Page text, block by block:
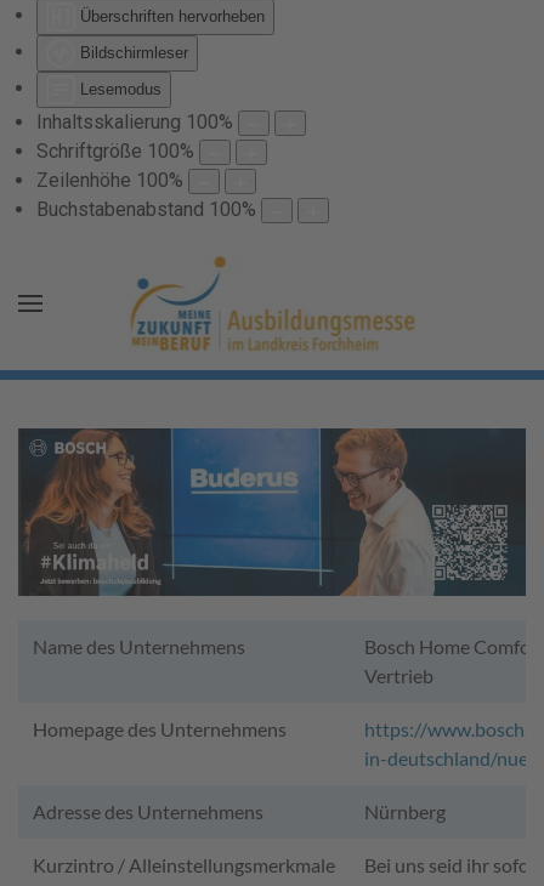
Überschriften hervorheben
Bildschirmleser
Lesemodus
Inhaltsskalierung 100%
Schriftgröße 100%
Zeilenhöhe 100%
Buchstabenabstand 100%
Name des Unternehmens
Bosch Home
Vertrieb
Homepage des Unternehmens
https://
in-deutschland/
Adresse des Unternehmens Nürnberg
Kurzintro / Alleinstellungsmerkmale
Bei uns seid ihr